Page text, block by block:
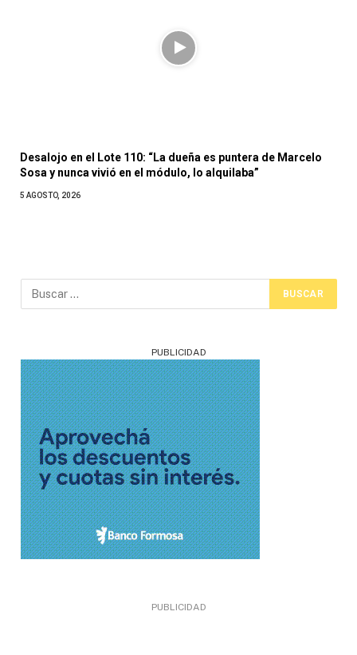
Desalojo en el Lote 110: “La dueña es puntera de Marcelo
Sosa y nunca vivió en el módulo, lo alquilaba”
5 AGOSTO, 2026
PUBLICIDAD
PUBLICIDAD